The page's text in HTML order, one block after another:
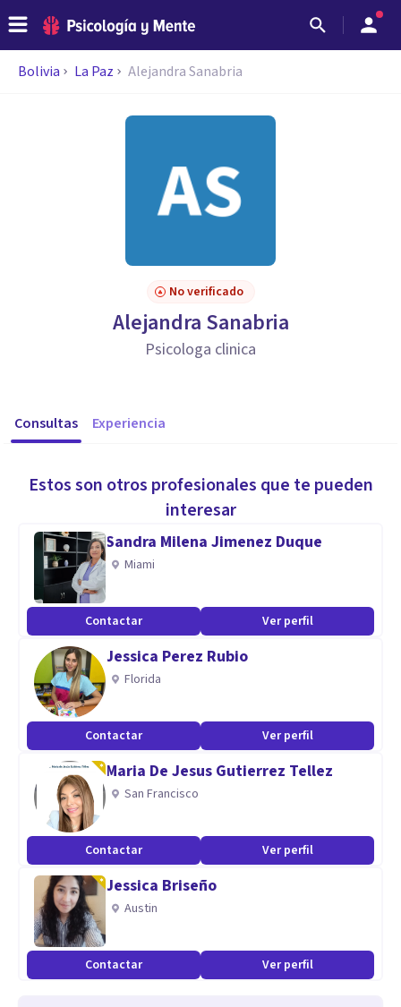
Bolivia La Paz Alejandra Sanabria
No verificado
Alejandra Sanabria
Psicologa clinica
Consultas Experiencia
Estos son otros profesionales que te pueden
interesar
Sandra Milena Jimenez Duque
Miami
Contactar Ver perfil
Jessica Perez Rubio
Florida
Contactar Ver perfil
Maria De Jesus Gutierrez Tellez
San Francisco
Contactar Ver perfil
Jessica Briseño
Austin
Contactar Ver perfil